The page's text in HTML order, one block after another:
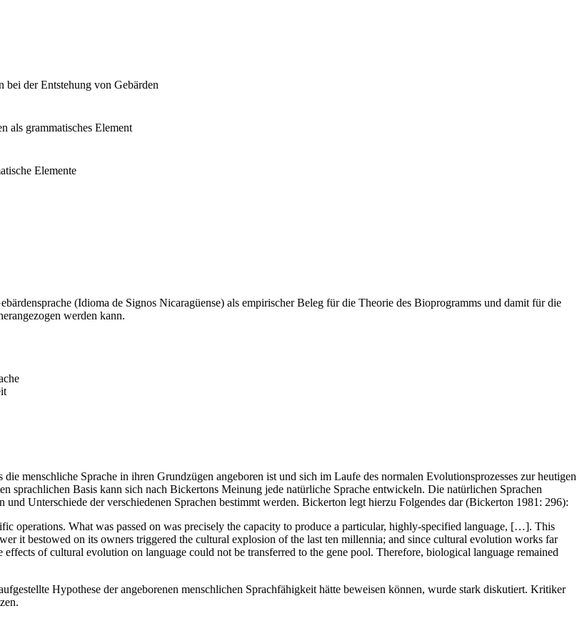
bei der Entstehung von Gebärden
als grammatisches Element
Elemente
(Idioma de Signos Nicaragüense) als empirischer Beleg für die Theorie des Bioprogramms und damit für die
werden kann.
menschliche Sprache in ihren Grundzügen angeboren ist und sich im Laufe des normalen Evolutionsprozesses zur heutigen
Basis kann sich nach Bickertons Meinung jede natürliche Sprache entwickeln. Die natürlichen Sprachen
Unterschiede der verschiedenen Sprachen bestimmt werden. Bickerton legt hierzu Folgendes dar (Bickerton 1981: 296):
operations. What was passed on was precisely the capacity to produce a particular, highly-specified language, […]. This
it bestowed on its owners triggered the cultural explosion of the last ten millennia; and since cultural evolution works far
of cultural evolution on language could not be transferred to the gene pool. Therefore, biological language remained
Hypothese der angeborenen menschlichen Sprachfähigkeit hätte beweisen können, wurde stark diskutiert. Kritiker